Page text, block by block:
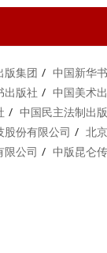
版集团 中国新华
出版社
中国美术
中国民主法制出
股份有限公司
北
限公司
中版昆仑